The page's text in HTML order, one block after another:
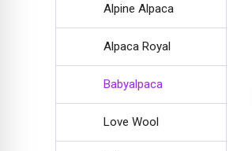
Alpine Alpaca
Alpaca Royal
Babyalpaca
Love Wool